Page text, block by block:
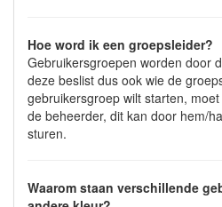
Hoe word ik een groepsleider?
Gebruikersgroepen worden door
deze beslist dus ook wie de
gebruikersgroep wilt starten,
de beheerder, dit kan door hem/
sturen.
Waarom staan verschillende